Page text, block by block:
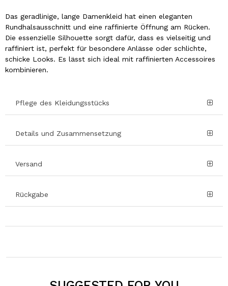
Das geradlinige, lange Damenkleid hat einen eleganten
Rundhalsausschnitt und eine raffinierte Öffnung am Rücken.
Die essenzielle Silhouette sorgt dafür, dass es vielseitig und
raffiniert ist, perfekt für besondere Anlässe oder schlichte,
schicke Looks. Es lässt sich ideal mit raffinierten Accessoires
kombinieren.
Pflege des Kleidungsstücks
Details und Zusammensetzung
Versand
Rückgabe